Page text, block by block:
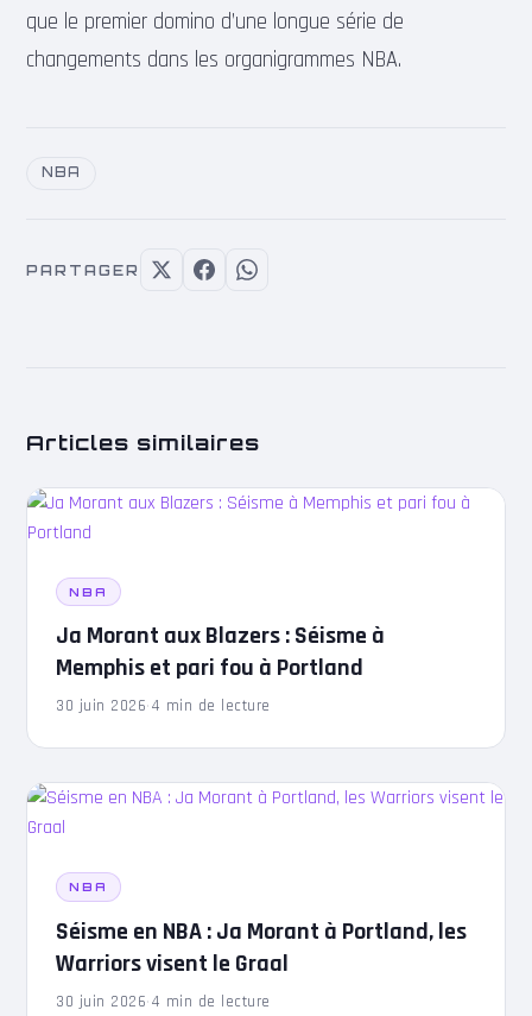
que le premier domino d’une longue série de
changements dans les organigrammes NBA.
NBA
PARTAGER
Articles similaires
NBA
Ja Morant aux Blazers : Séisme à
Memphis et pari fou à Portland
30 juin 2026·4 min de lecture
NBA
Séisme en NBA : Ja Morant à Portland, les
Warriors visent le Graal
30 juin 2026·4 min de lecture